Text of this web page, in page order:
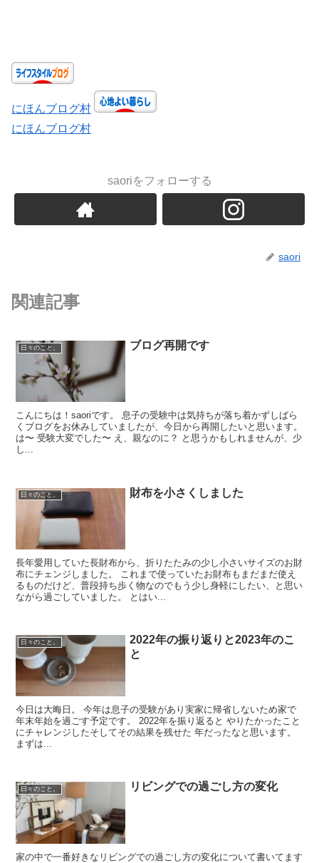
にほんブログ村
にほんブログ村
saoriをフォローする
saori
関連記事
日々のこと。 ブログ再開です
こんにちは！saoriです。 息子の受験中は気持ちが落ち着かずしばら
くブログをお休みしていましたが、今日から再開したいと思います。
は〜 受験大変でした〜 え、親なのに？ と思うかもしれませんが、少
し...
日々のこと。 財布を小さくしました
長年愛用していた長財布から、折りたたみの少し小さいサイズのお財
布にチェンジしました。 これまで使っていたお財布もまだまだ使え
るものだけど、普段持ち歩く物なのでもう少し身軽にしたい、と思い
ながら過ごしていました。 とはい...
日々のこと。
2022年の振り返りと2023年のこ
と
今日は大晦日。 今年は息子の受験があり実家に帰省しないため家で
年末年始を過ごす予定です。 2022年を振り返ると やりたかったこと
にチャレンジしたそしてその結果を残せた 年だったなと思います。
まずは...
日々のこと。 リビングでの過ごし方の変化
家の中で一番好きなリビングでの過ごし方の変化について書いてます